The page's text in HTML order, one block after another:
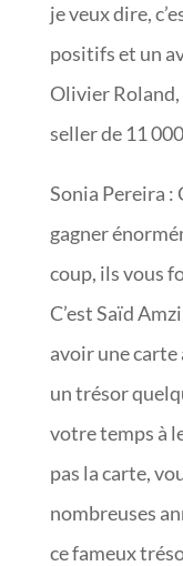
je veux dire,
positifs et un
Olivier Roland,
seller de 11
Sonia Pereira :
gagner
coup, ils vous
C’est Saïd
avoir une carte
un trésor
votre temps à
pas la carte,
nombreuses
ce fameux